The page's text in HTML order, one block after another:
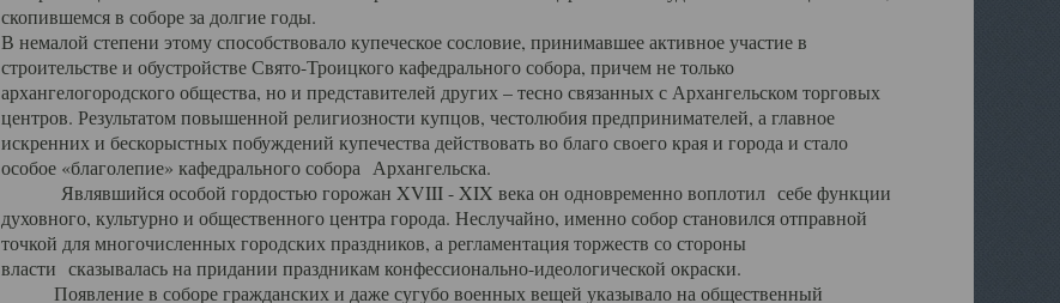
скопившемся в соборе за долгие годы.
В немалой степени этому способствовало купеческое сословие, принимавшее активное участие в
строительстве и обустройстве Свято-Троицкого кафедрального собора, причем не только
архангелогородского общества, но и представителей других – тесно связанных с Архангельском торговых
центров. Результатом повышенной религиозности купцов, честолюбия предпринимателей, а главное
искренних и бескорыстных побуждений купечества действовать во благо своего края и города и стало
особое «благолепие» кафедрального собора Архангельска.
Являвшийся особой гордостью горожан XVIII - XIX века он одновременно воплотил себе функции
духовного, культурно и общественного центра города. Неслучайно, именно собор становился отправной
точкой для многочисленных городских праздников, а регламентация торжеств со стороны
власти сказывалась на придании праздникам конфессионально-идеологической окраски.
Появление в соборе гражданских и даже сугубо военных вещей указывало на общественный